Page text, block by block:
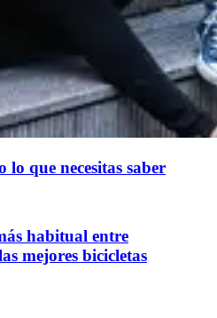
que necesitas saber
habitual entre
mejores bicicletas